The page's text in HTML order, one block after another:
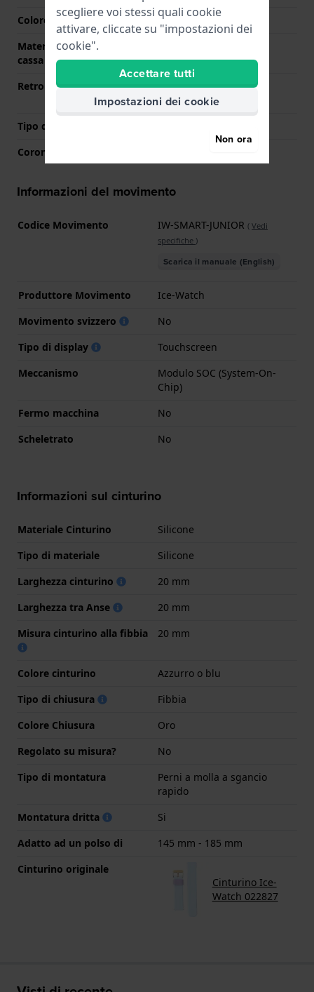
Colore della cassa
Viola
Materiale del retro della
cassa
Retro cassa
Monitor
Cardiofrequenzimetro
Tipo di vetro
Corona
Informazioni del movimento
Codice Movimento IW-SMART-JUNIOR ( Vedi
specifiche )
Scarica il manuale (English)
Produttore Movimento
Ice-Watch
Movimento svizzero
No
Tipo di display
Touchscreen
Meccanismo
Modulo SOC (System-On-
Chip)
Fermo macchina
No
Scheletrato
No
Informazioni sul cinturino
Materiale Cinturino
Silicone
Tipo di materiale
Silicone
Larghezza cinturino
20 mm
Larghezza tra Anse
20 mm
Misura cinturino alla fibbia
20 mm
Colore cinturino
Azzurro o blu
Tipo di chiusura
Fibbia
Colore Chiusura
Oro
Regolato su misura?
No
Tipo di montatura
Perni a molla a sgancio
rapido
Montatura dritta
Si
Adatto ad un polso di
145 mm - 185 mm
Cinturino originale
Cinturino Ice-
Watch 022827
scegliere voi stessi quali cookie
attivare, cliccate su "impostazioni dei
cookie".
Accettare tutti
Impostazioni dei cookie
Non ora